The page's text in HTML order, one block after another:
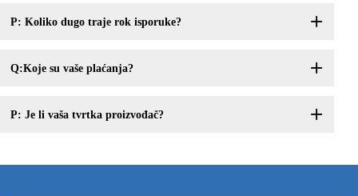
P: Koliko dugo traje rok isporuke?
Q:Koje su vaše plaćanja?
P: Je li vaša tvrtka proizvođač?